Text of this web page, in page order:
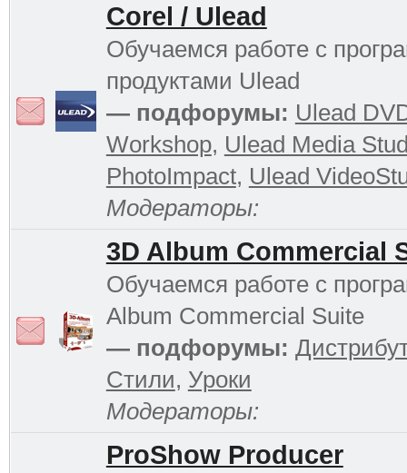
Corel / Ulead
Обучаемся работе с
продуктами Ulead
— подфорумы: Ulead
Workshop, Ulead Media
PhotoImpact, Ulead
Модераторы:
3D Album Commercial
Обучаемся работе с
Album Commercial Suite
— подфорумы:
Стили, Уроки
Модераторы:
ProShow Producer